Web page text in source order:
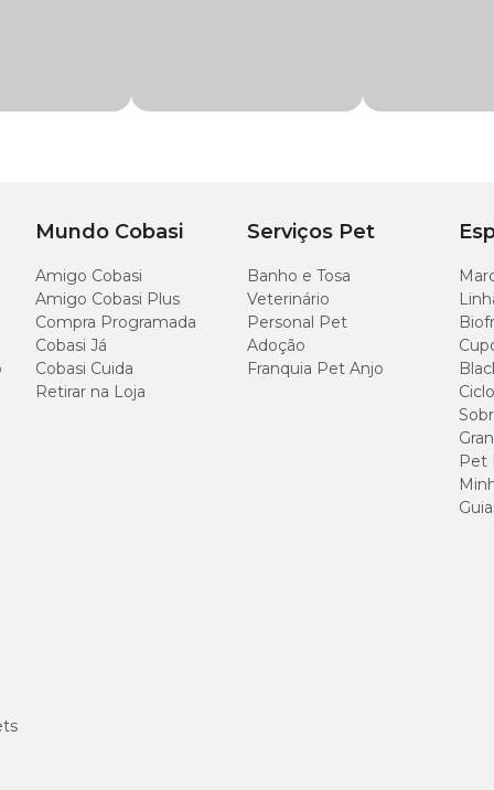
farinha de arroz, óleo de aves, levedura de cervejaria desidratada, amido de
Mundo Cobasi
Amigo Cobasi
Amigo Cobasi Plus
Compra Programada
Cobasi Já
Cobasi Cuida
Retirar na Loja
Serviços Pet
Banho e Tosa
Veterinário
Personal Pet
Adoção
Franquia Pet Anjo
Pet